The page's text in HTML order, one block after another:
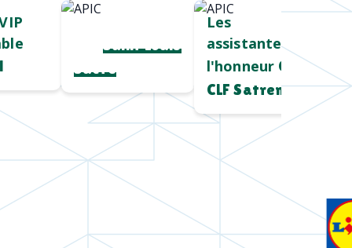
Saint Louis
Sucre
Les
assistantes à
l'honneur Chez
CLF Satrem